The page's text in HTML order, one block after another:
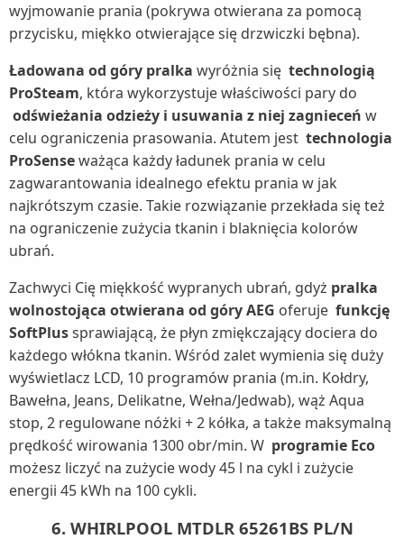
wyjmowanie prania (pokrywa otwierana za pomocą
przycisku, miękko otwierające się drzwiczki bębna).
Ładowana od góry pralka wyróżnia się technologią
ProSteam, która wykorzystuje właściwości pary do
odświeżania odzieży i usuwania z niej zagnieceń w
celu ograniczenia prasowania. Atutem jest technologia
ProSenseważąca każdy ładunek prania w celu
zagwarantowania idealnego efektu prania w jak
najkrótszym czasie. Takie rozwiązanie przekłada się też
na ograniczenie zużycia tkanin i blaknięcia kolorów
ubrań.
Zachwyci Cię miękkość wypranych ubrań, gdyż pralka
wolnostojąca otwierana od góry AEG oferuje funkcję
SoftPlussprawiającą, że płyn zmiękczający dociera do
każdego włókna tkanin. Wśród zalet wymienia się duży
wyświetlacz LCD, 10 programów prania (m.in. Kołdry,
Bawełna, Jeans, Delikatne, Wełna/Jedwab), wąż Aqua
stop, 2 regulowane nóżki + 2 kółka, a także maksymalną
prędkość wirowania 1300 obr/min. W programie Eco
możesz liczyć na zużycie wody 45 l na cykl i zużycie
energii 45 kWh na 100 cykli.
6. WHIRLPOOL MTDLR 65261BS PL/N